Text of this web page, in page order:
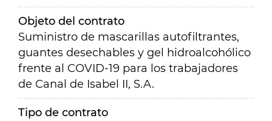
Objeto del contrato
Suministro de mascarillas autofiltrantes,
guantes desechables y gel hidroalcohólico
frente al COVID-19 para los trabajadores
de Canal de Isabel II, S.A.
Tipo de contrato